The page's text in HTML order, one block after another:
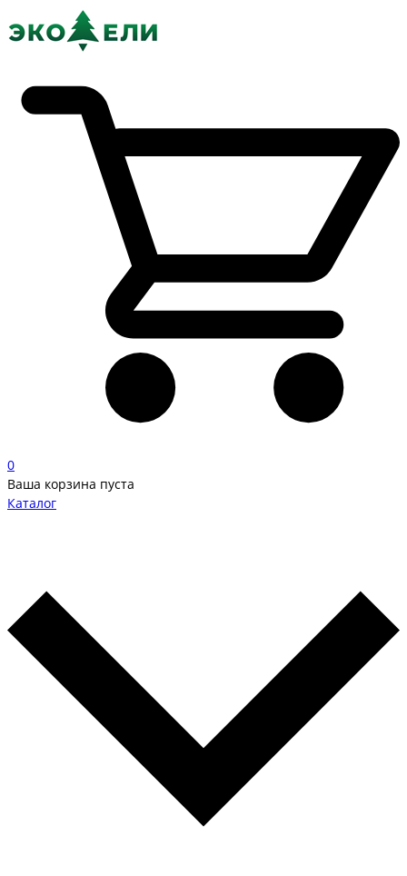
0
Ваша корзина пуста
Каталог